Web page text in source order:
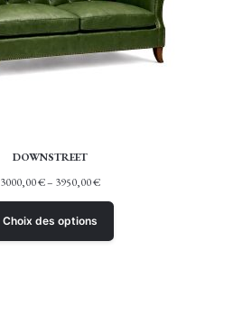
DOWNSTREET
3000,00€– 3950,00€
Choix des options